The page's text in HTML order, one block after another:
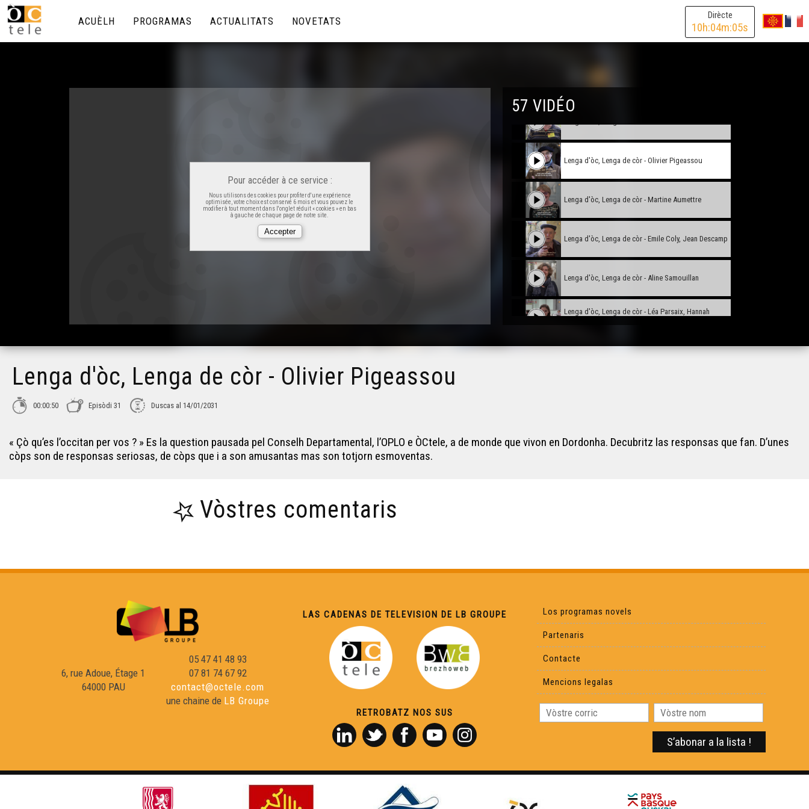
Dirècte
10h:04m:05s
ACUÈLH PROGRAMAS ACTUALITATS NOVETATS
Pour accéder à ce service :
Nous utilisons des cookies pour profiter d'une expérience
optimisée, votre choix est conservé 6 mois et vous pouvez le
modifier à tout moment dans l'onglet réduit « cookies » en bas
à gauche de chaque page de notre site.
57 VIDÉO
Lenga d'òc, Lenga de còr - Stéphanie Pouplier
Lenga d'òc, Lenga de còr - Xavier Jullien
Lenga d'òc, Lenga de còr - Olivier Pigeassou
Lenga d'òc, Lenga de còr - Martine Aumettre
Lenga d'òc, Lenga de còr - Emile Coly, Jean Descamp
Lenga d'òc, Lenga de còr - Aline Samouillan
Lenga d'òc, Lenga de còr - Léa Parsaix, Hannah
Lenga d'òc, Lenga de còr - Sandrine SALLES
Lenga d'òc, Lenga de còr - Sylvain ROUX
Lenga d'òc, Lenga de còr - Vanessa JULIEN
Lenga d'òc, Lenga de còr - Frédéric DUBUISSON
Lenga d'òc, Lenga de còr - Olivier Pigeassou
00:00:50 Episòdi 31 Duscas al 14/01/2031
« Çò qu’es l’occitan per vos ? » Es la question pausada pel Conselh Departamental, l’OPLO e ÒCtele, a de monde que vivon en Dordonha. Decubritz las responsas que fan. D’unes
còps son de responsas seriosas, de còps que i a son amusantas mas son totjorn esmoventas.
Vòstres comentaris
6, rue Adoue, Étage 1
64000 PAU
05 47 41 48 93
07 81 74 67 92
contact@octele.com
une chaine de LB Groupe
LAS CADENAS DE TELEVISION DE LB GROUPE
RETROBATZ NOS SUS
Los programas novels
Partenaris
Contacte
Mencions legalas